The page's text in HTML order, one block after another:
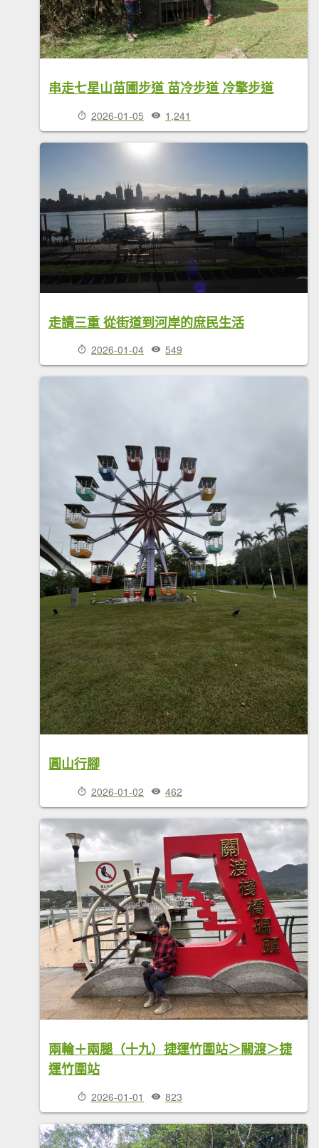
串走七星山苗圃步道 苗冷步道 冷擎步道
2026-01-05 1,241
走讀三重 從街道到河岸的庶民生活
2026-01-04 549
圓山行腳
2026-01-02 462
兩輪＋兩腿（十九）捷運竹圍站＞關渡＞捷
運竹圍站
2026-01-01 823